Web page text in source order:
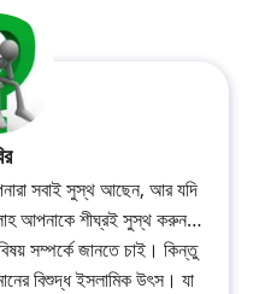
সবাই সুস্থ আছেন, আর যদি
আপনাকে শীঘ্রই সুস্থ করুন…
সম্পর্কে জানতে চাই। কিন্তু
বিশুদ্ধ ইসলামিক উৎস। যা